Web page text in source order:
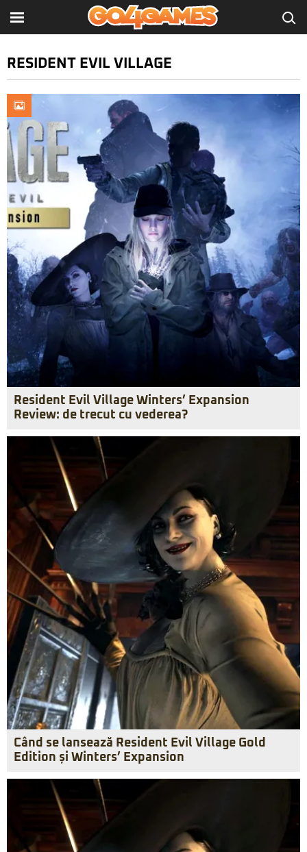
RESIDENT EVIL VILLAGE
Resident Evil Village Winters’ Expansion
Review: de trecut cu vederea?
Când se lansează Resident Evil Village Gold
Edition și Winters’ Expansion